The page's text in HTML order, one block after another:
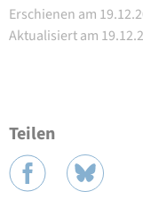
Erschienen am
Aktualisiert am
Teilen